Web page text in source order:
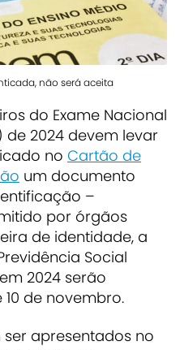
não será aceita
do Exame Nacional
de 2024 devem levar
no Cartão de
um documento
–
por órgãos
de identidade, a
Social
2024 serão
de novembro.
apresentados no